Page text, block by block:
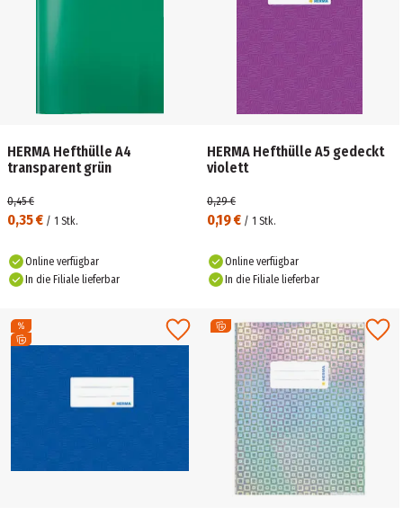
HERMA Hefthülle A4
transparent grün
0,35 € / 1 Stk.
0,45 €
Online verfügbar
In die Filiale lieferbar
HERMA Hefthülle A5 gedeckt
violett
0,19 € / 1 Stk.
0,29 €
Online verfügbar
In die Filiale lieferbar